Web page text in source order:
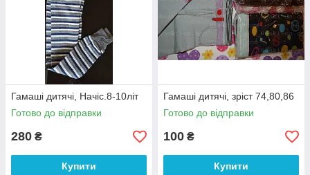
Гамаші дитячі, Начіс.8-10літ
Готово до відправки
280 ₴
Купити
Гамаші дитячі, зріст 74,80,86
Готово до відправки
100 ₴
Купити